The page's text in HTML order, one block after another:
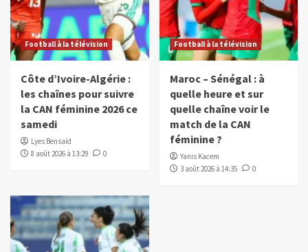
Football à la télévision
Côte d’Ivoire-Algérie :
les chaînes pour suivre
la CAN féminine 2026 ce
samedi
Lyes Bensaïd
8 août 2026 à 13:29
0
Football à la télévision
Maroc – Sénégal : à
quelle heure et sur
quelle chaîne voir le
match de la CAN
féminine ?
Yanis Kacem
3 août 2026 à 14:35
0